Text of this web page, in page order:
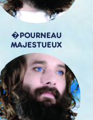
�POURNEAU
MAJESTUEUX